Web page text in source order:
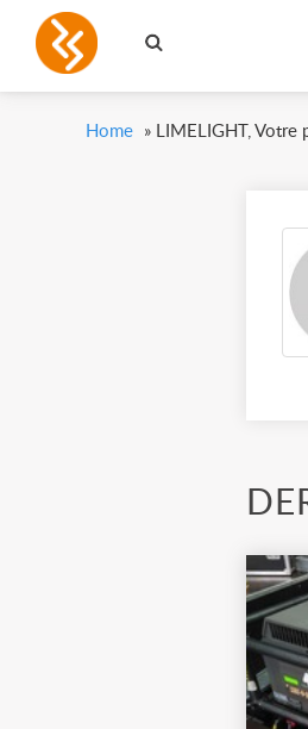
Home » LIMELIGHT, Votre